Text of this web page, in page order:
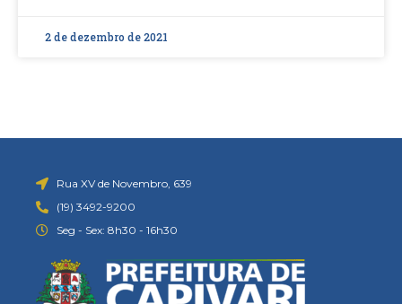
2 de dezembro de 2021
Rua XV de Novembro, 639
(19) 3492-9200
Seg - Sex: 8h30 - 16h30